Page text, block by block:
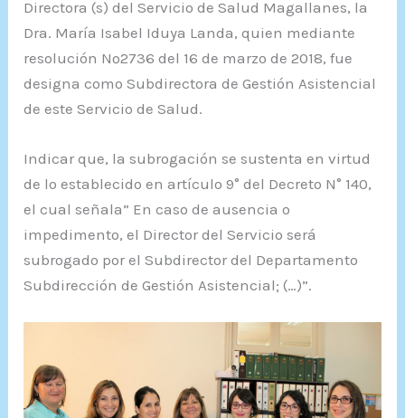
Directora (s) del Servicio de Salud Magallanes, la
Dra. María Isabel Iduya Landa, quien mediante
resolución Nº2736 del 16 de marzo de 2018, fue
designa como Subdirectora de Gestión Asistencial
de este Servicio de Salud.
Indicar que, la subrogación se sustenta en virtud
de lo establecido en artículo 9° del Decreto N° 140,
el cual señala” En caso de ausencia o
impedimento, el Director del Servicio será
subrogado por el Subdirector del Departamento
Subdirección de Gestión Asistencial; (…)”.